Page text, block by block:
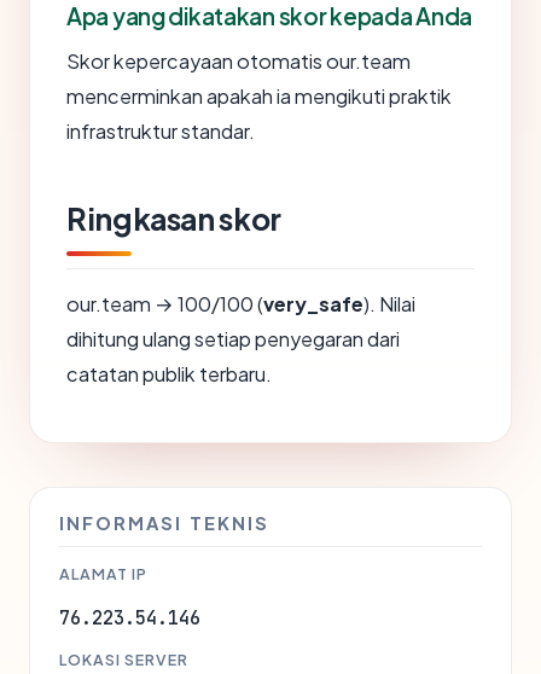
Apa yang dikatakan skor kepada Anda
Skor kepercayaan otomatis our.team
mencerminkan apakah ia mengikuti praktik
infrastruktur standar.
Ringkasan skor
our.team → 100/100 (very_safe). Nilai
dihitung ulang setiap penyegaran dari
catatan publik terbaru.
INFORMASI TEKNIS
ALAMAT IP
76.223.54.146
LOKASI SERVER